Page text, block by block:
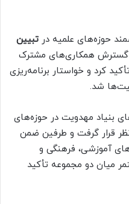
حوزه‌های علمیه در تبیین
گسترش همکاری‌های مشترک
کرد و خواستار برنامه‌ریزی
شد.
بنیاد مهدویت در حوزه‌های
قرار گرفت و طرفین ضمن
آموزشی، فرهنگی و
میان دو مجموعه تأکید